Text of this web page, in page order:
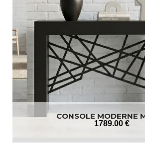
CONSOLE MODERNE
1789.00 €